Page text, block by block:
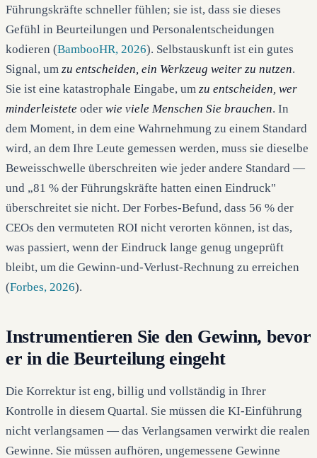
Führungskräfte schneller fühlen; sie ist, dass sie dieses
Gefühl in Beurteilungen und Personalentscheidungen
kodieren (BambooHR, 2026). Selbstauskunft ist ein gutes
Signal, um zu entscheiden, ein Werkzeug weiter zu nutzen.
Sie ist eine katastrophale Eingabe, um zu entscheiden, wer
minderleistete oder wie viele Menschen Sie brauchen. In
dem Moment, in dem eine Wahrnehmung zu einem Standard
wird, an dem Ihre Leute gemessen werden, muss sie dieselbe
Beweisschwelle überschreiten wie jeder andere Standard —
und „81 % der Führungskräfte hatten einen Eindruck"
überschreitet sie nicht. Der Forbes-Befund, dass 56 % der
CEOs den vermuteten ROI nicht verorten können, ist das,
was passiert, wenn der Eindruck lange genug ungeprüft
bleibt, um die Gewinn-und-Verlust-Rechnung zu erreichen
(Forbes, 2026).
Instrumentieren Sie den Gewinn, bevor
er in die Beurteilung eingeht
Die Korrektur ist eng, billig und vollständig in Ihrer
Kontrolle in diesem Quartal. Sie müssen die KI-Einführung
nicht verlangsamen — das Verlangsamen verwirkt die realen
Gewinne. Sie müssen aufhören, ungemessene Gewinne